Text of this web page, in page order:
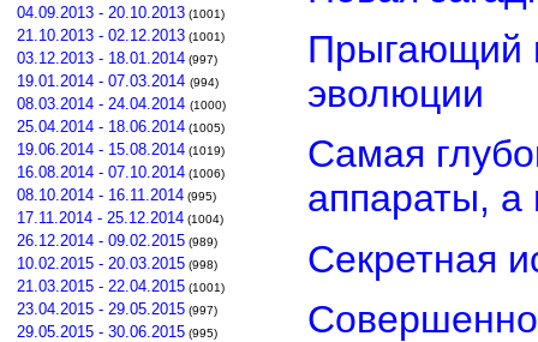
04.09.2013 - 20.10.2013 (1001)
21.10.2013 - 02.12.2013 (1001)
03.12.2013 - 18.01.2014 (997)
19.01.2014 - 07.03.2014 (994)
08.03.2014 - 24.04.2014 (1000)
25.04.2014 - 18.06.2014 (1005)
19.06.2014 - 15.08.2014 (1019)
16.08.2014 - 07.10.2014 (1006)
08.10.2014 - 16.11.2014 (995)
17.11.2014 - 25.12.2014 (1004)
26.12.2014 - 09.02.2015 (989)
10.02.2015 - 20.03.2015 (998)
21.03.2015 - 22.04.2015 (1001)
23.04.2015 - 29.05.2015 (997)
29.05.2015 - 30.06.2015 (995)
Прыгающий
эволюции
Самая
аппараты, а
Секретная